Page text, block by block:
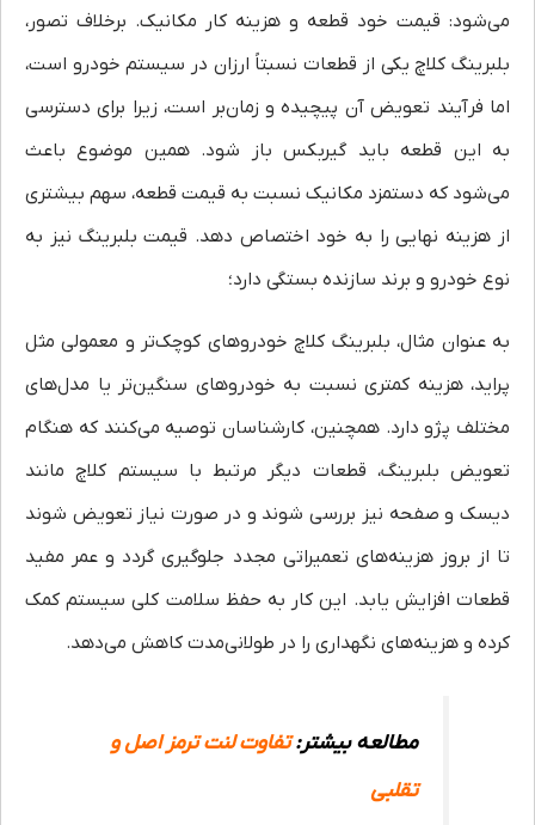
می‌شود: قیمت خود قطعه و هزینه کار مکانیک. برخلاف تصور،
بلبرینگ کلاچ یکی از قطعات نسبتاً ارزان در سیستم خودرو است،
اما فرآیند تعویض آن پیچیده و زمان‌بر است، زیرا برای دسترسی
به این قطعه باید گیربکس باز شود. همین موضوع باعث
می‌شود که دستمزد مکانیک نسبت به قیمت قطعه، سهم بیشتری
از هزینه نهایی را به خود اختصاص دهد. قیمت بلبرینگ نیز به
نوع خودرو و برند سازنده بستگی دارد؛
به عنوان مثال، بلبرینگ کلاچ خودروهای کوچک‌تر و معمولی مثل
پراید، هزینه کمتری نسبت به خودروهای سنگین‌تر یا مدل‌های
مختلف پژو دارد. همچنین، کارشناسان توصیه می‌کنند که هنگام
تعویض بلبرینگ، قطعات دیگر مرتبط با سیستم کلاچ مانند
دیسک و صفحه نیز بررسی شوند و در صورت نیاز تعویض شوند
تا از بروز هزینه‌های تعمیراتی مجدد جلوگیری گردد و عمر مفید
قطعات افزایش یابد. این کار به حفظ سلامت کلی سیستم کمک
کرده و هزینه‌های نگهداری را در طولانی‌مدت کاهش می‌دهد.
مطالعه بیشتر:تفاوت لنت ترمز اصل و
تقلبی